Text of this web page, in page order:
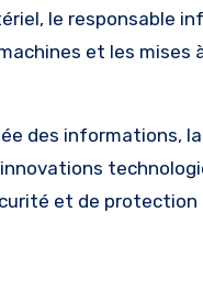
le responsable
et les
des informations,
et de protection